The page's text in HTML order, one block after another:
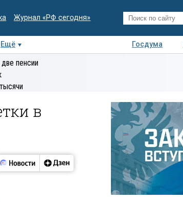
Журнал «РФ сегодня»
Ещё Госдума
Деловая
пенсии
в